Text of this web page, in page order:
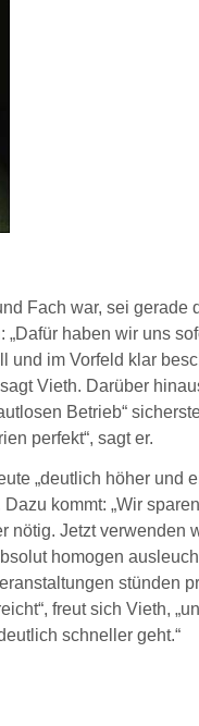
Fach war, sei gerade
haben wir uns
und im Vorfeld klar
Vieth. Darüber
Betrieb“
perfekt“, sagt er.
„deutlich höher und
kommt: „Wir
nötig. Jetzt verwenden
homogen
stünden
freut sich Vieth,
schneller geht.“